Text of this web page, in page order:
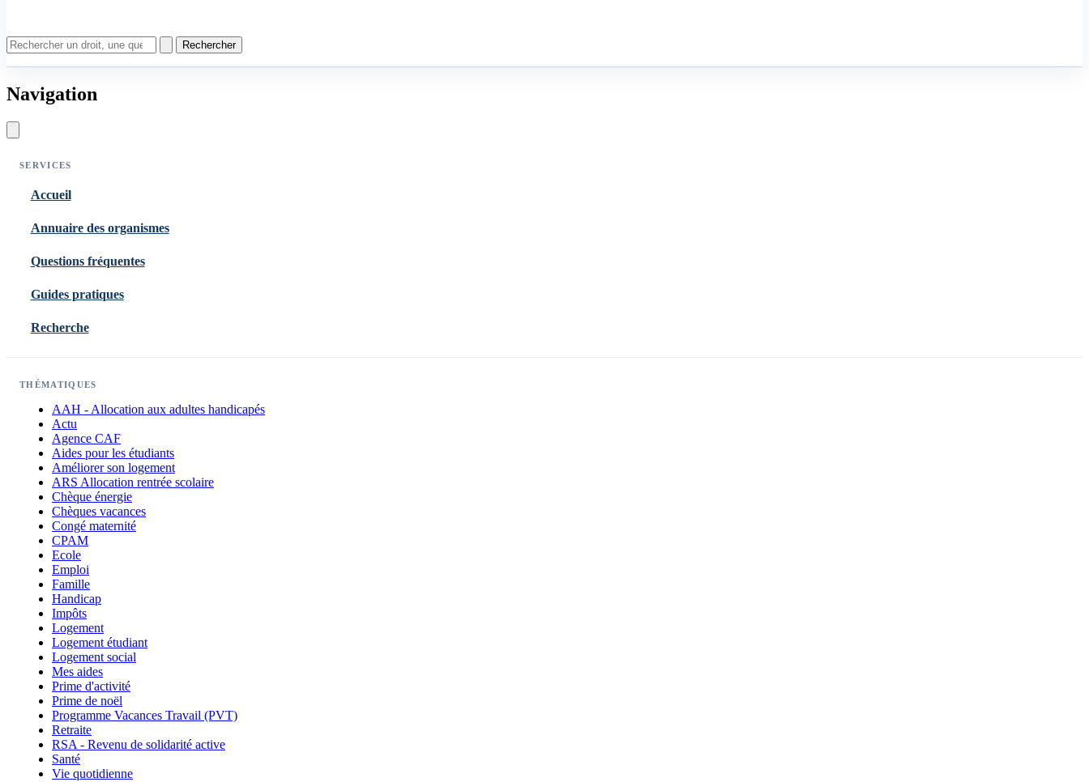
Rechercher
Navigation
SERVICES
Accueil
Annuaire des organismes
Questions fréquentes
Guides pratiques
Recherche
THÉMATIQUES
AAH - Allocation aux adultes handicapés
Actu
Agence CAF
Aides pour les étudiants
Améliorer son logement
ARS Allocation rentrée scolaire
Chèque énergie
Chèques vacances
Congé maternité
CPAM
Ecole
Emploi
Famille
Handicap
Impôts
Logement
Logement étudiant
Logement social
Mes aides
Prime d'activité
Prime de noël
Programme Vacances Travail (PVT)
Retraite
RSA - Revenu de solidarité active
Santé
Vie quotidienne